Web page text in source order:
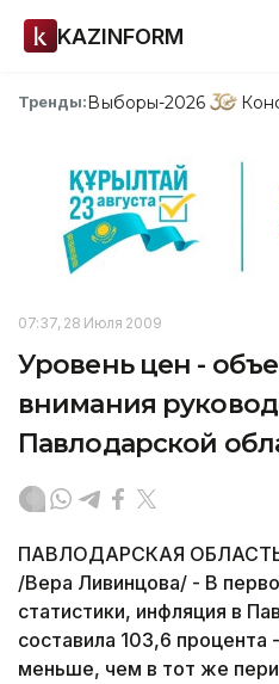
KAZINFORM
Тренды:Выборы-2026
07:37, 28 Июля 2009
Уровень цен -
внимания
Павлодарской
ПАВЛОДАРСКАЯ
/Вера Ливинцова/ - В
статистики, инфляция в
составила 103,6 процента
меньше, чем в тот же